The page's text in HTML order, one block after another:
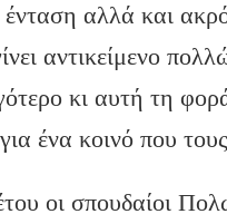
αλλά και
αντικείμενο
κι αυτή τη
ένα κοινό που
οι σπουδαίοι